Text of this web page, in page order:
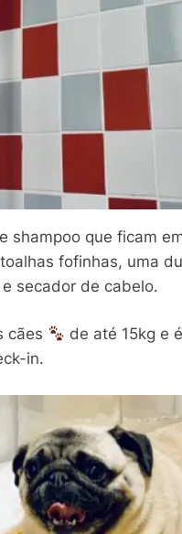
shampoo que ficam
fofinhas, uma
secador de cabelo.
cães
de até 15kg e
in.